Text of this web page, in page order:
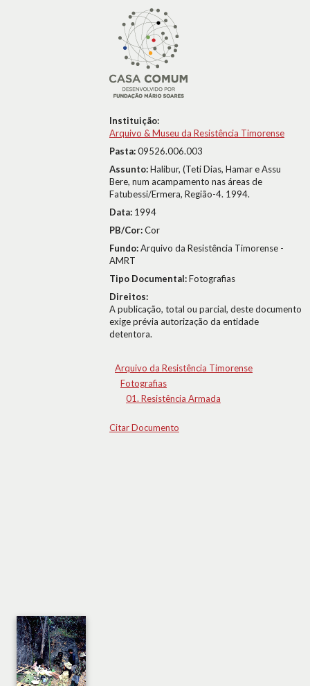
Instituição:
Arquivo & Museu da Resistência Timorense
Pasta:09526.006.003
Assunto:Halibur, (Teti Dias, Hamar e Assu
Bere, num acampamento nas áreas de
Fatubessi/Ermera, Região-4. 1994.
Data: 1994
PB/Cor:Cor
Fundo:Arquivo da Resistência Timorense -
AMRT
Tipo Documental:Fotografias
Direitos:
A publicação, total ou parcial, deste documento
exige prévia autorização da entidade
detentora.
Arquivo da Resistência Timorense
Fotografias
01. Resistência Armada
Citar Documento